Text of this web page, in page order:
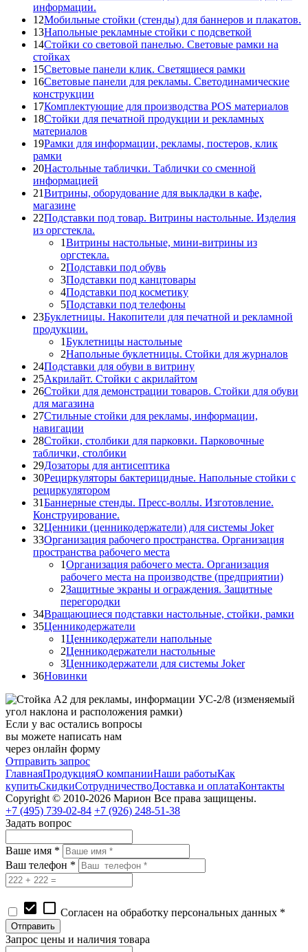
информации.
12Мобильные стойки (стенды) для баннеров и плакатов.
13Напольные рекламные стойки с подсветкой
14Стойки со световой панелью. Световые рамки на
стойках
15Световые панели клик. Светящиеся рамки
16Световые панели для рекламы. Светодинамические
конструкции
17Комплектующие для производства POS материалов
18Стойки для печатной продукции и рекламных
материалов
19Рамки для информации, рекламы, постеров, клик
рамки
20Настольные таблички. Таблички со сменной
информацией
21Витрины, оборудование для выкладки в кафе,
магазине
22Подставки под товар. Витрины настольные. Изделия
из оргстекла.
1Витрины настольные, мини-витрины из
оргстекла.
2Подставки под обувь
3Подставки под канцтовары
4Подставки под косметику
5Подставки под телефоны
23Буклетницы. Накопители для печатной и рекламной
продукции.
1Буклетницы настольные
2Напольные буклетницы. Стойки для журналов
24Подставки для обуви в витрину
25Акрилайт. Стойки с акрилайтом
26Стойки для демонстрации товаров. Стойки для обуви
для магазина
27Стильные стойки для рекламы, информации,
навигации
28Стойки, столбики для парковки. Парковочные
таблички, столбики
29Дозаторы для антисептика
30Рециркуляторы бактерицидные. Напольные стойки с
рециркулятором
31Баннерные стенды. Пресс-воллы. Изготовление.
Конструирование.
32Ценники (ценникодержатели) для системы Joker
33Организация рабочего пространства. Организация
пространства рабочего места
1Организация рабочего места. Организация
рабочего места на производстве (предприятии)
2Защитные экраны и ограждения. Защитные
перегородки
34Вращающиеся подставки настольные, стойки, рамки
35Ценникодержатели
1Ценникодержатели напольные
2Ценникодержатели настольные
3Ценникодержатели для системы Joker
36Новинки
Если у вас остались вопросы
вы можете написать нам
через онлайн форму
Отправить запрос
ГлавнаяПродукцияО компанииНаши работыКак
купитьСкидкиСотрудничествоДоставка и оплатаКонтакты
Copyright © 2010-2026 Марион Все права защищены.
+7 (495) 739-02-84 +7 (926) 248-51-38
Задать вопрос
Ваше имя *
Ваш телефон *
check_box check_box_outline_blank Согласен на обработку персональных данных *
Запрос цены и наличия товара